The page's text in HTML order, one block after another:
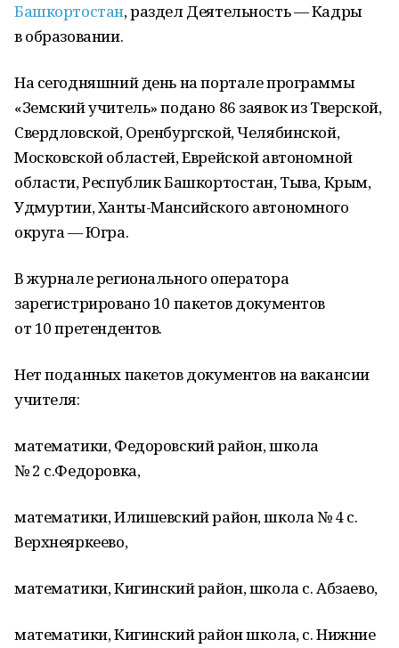
Башкортостан, раздел Деятельность — Кадры
в образовании.
На сегодняшний день на портале программы
«Земский учитель» подано 86 заявок из Тверской,
Свердловской, Оренбургской, Челябинской,
Московской областей, Еврейской автономной
области, Республик Башкортостан, Тыва, Крым,
Удмуртии, Ханты-Мансийского автономного
округа — Югра.
В журнале регионального оператора
зарегистрировано 10 пакетов документов
от 10 претендентов.
Нет поданных пакетов документов на вакансии
учителя:
математики, Федоровский район, школа
№ 2 с.Федоровка,
математики, Илишевский район, школа № 4 с.
Верхнеяркеево,
математики, Кигинский район, школа с. Абзаево,
математики, Кигинский район школа, с. Нижние